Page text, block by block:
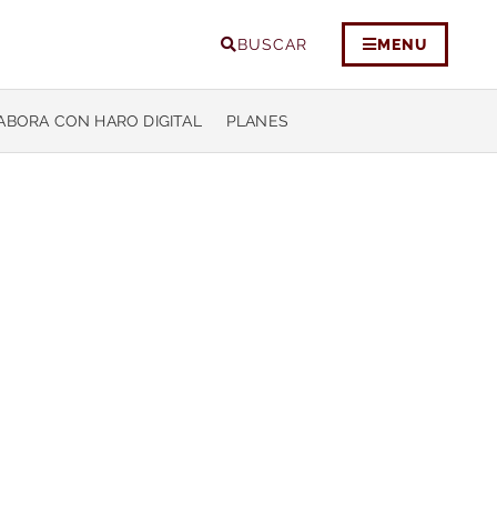
BUSCAR MENU
CON HARO DIGITAL PLANES